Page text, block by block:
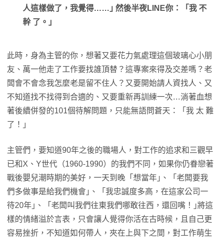
人這樣做了，我覺得……｣ 然後半夜LINE你：「我 不
幹 了。｣
此時，身為主管的你，想著又要花力氣處理這個玻璃心小朋
友、萬一他走了工作要找誰頂替？這專案來得及交差嗎？老
闆會不會念我怎麼老是留不住人？又要開始請人資找人、又
不知道找不找得到合適的、又要重新再訓練一次…淌著血想
著後續併發的101個待解問題，只能無語問蒼天：「我 太 難
了！｣
主管們，要知道90年之後的職場人，對工作的追求和三觀早
已和X、Y世代（1960-1990）的我們不同，如果你仍眷戀著
戰後嬰兒潮時期的美好，一天到晚「想當年｣、「老闆要我
們多做事是給我們機會｣、「我忠誠度多高，在這家公司一
待20年｣、「老闆叫我們往東我們哪敢往西，還回嘴！｣將這
樣的情緒溢於言表，只會讓人覺得你活在古時候，且自己更
容易挫折，不知道如何帶人，夾在上與下之間，對工作萌生